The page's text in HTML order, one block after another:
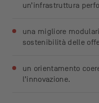
un’infrastruttura
una migliore
sostenibilità delle
un orientamento
l’innovazione.